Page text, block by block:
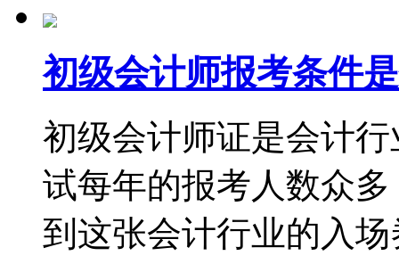
初级会计师报考条件
初级会计师证是会计
试每年的报考人数众
到这张会计行业的入